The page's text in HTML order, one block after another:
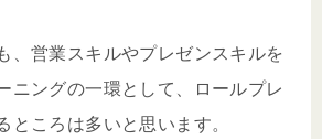
、営業スキルやプレゼンスキルを
ニングの一環として、ロールプレ
ところは多いと思います。